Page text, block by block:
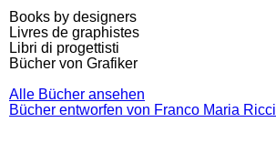
Books by designers
Livres de graphistes
Libri di progettisti
Bücher von Grafiker
Alle Bücher ansehen
Bücher entworfen von Franco Maria Ricci